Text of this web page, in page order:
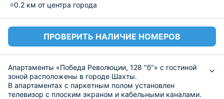
0.2 км от центра города
ПРОВЕРИТЬ НАЛИЧИЕ НОМЕРОВ
Апартаменты «Победа Революции, 128 "б"» с гостиной
зоной расположены в городе Шахты.
В апартаментах с паркетным полом установлен
телевизор с плоским экраном и кабельными каналами.